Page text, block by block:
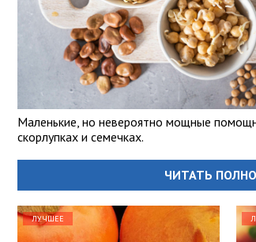
Маленькие, но невероятно мощные
скорлупках и семечках.
ЧИТАТЬ
ЛУЧШЕЕ